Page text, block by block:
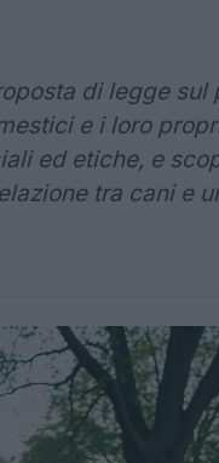
di legge sul
e i loro
ed etiche, e
tra cani e